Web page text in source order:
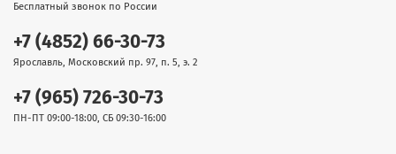
Бесплатный звонок по России
+7 (4852) 66-30-73
Ярославль, Московский пр. 97, п. 5, э. 2
+7 (965) 726-30-73
ПН-ПТ 09:00-18:00, СБ 09:30-16:00